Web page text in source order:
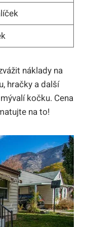
náklady na
hračky a další
kočku. Cena
na to!